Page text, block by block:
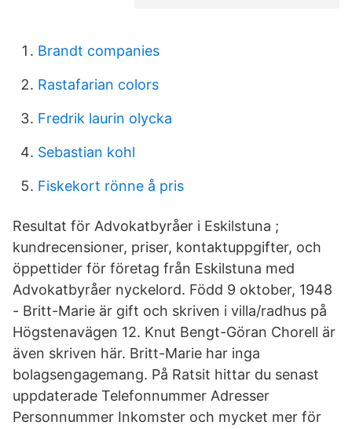
Brandt companies
Rastafarian colors
Fredrik laurin olycka
Sebastian kohl
Fiskekort rönne å pris
Resultat för Advokatbyråer i Eskilstuna ;
kundrecensioner, priser, kontaktuppgifter, och
öppettider för företag från Eskilstuna med
Advokatbyråer nyckelord. Född 9 oktober, 1948
- Britt-Marie är gift och skriven i villa/radhus på
Högstenavägen 12. Knut Bengt-Göran Chorell är
även skriven här. Britt-Marie har inga
bolagsengagemang. På Ratsit hittar du senast
uppdaterade Telefonnummer Adresser
Personnummer Inkomster och mycket mer för